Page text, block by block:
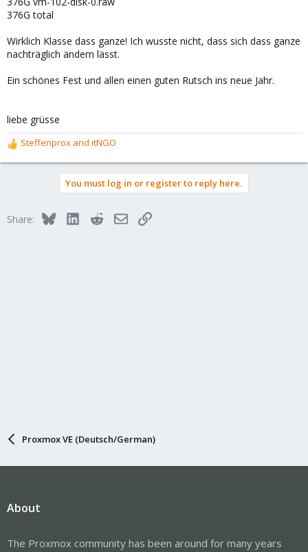
376G total
Wirklich Klasse dass ganze! Ich wusste nicht, dass sich dass ganze
nachträglich ändern lässt.
Ein schönes Fest und allen einen guten Rutsch ins neue Jahr.
liebe grüsse
R
e
o
Steffenprox and itNGO
You must log in or register to reply here.
Share: BlueskyLinkedInRedditEmailLink
Proxmox VE (Deutsch/German)
About
The Proxmox community has been around for many years